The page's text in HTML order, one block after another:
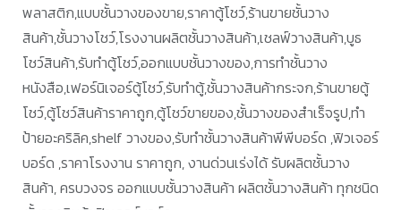
พลาสติก,แบบชั้นวางของขาย,ราคาตู้โชว์,ร้านขายชั้นวาง
สินค้า,ชั้นวางโชว์,โรงงานผลิตชั้นวางสินค้า,เชลฟ์วางสินค้า,บูธ
โชว์สินค้า,รับทำตู้โชว์,ออกแบบชั้นวางของ,การทำชั้นวาง
หนังสือ,เฟอร์นิเจอร์ตู้โชว์,รับทำตู้,ชั้นวางสินค้ากระจก,ร้านขายตู้
โชว์,ตู้โชว์สินค้าราคาถูก,ตู้โชว์ขายของ,ชั้นวางของสำเร็จรูป,ทำ
ป้ายอะคริลิค,shelf วางของ,รับทำชั้นวางสินค้าพีพีบอร์ด ,ฟิวเจอร์
บอร์ด ,ราคาโรงงาน ราคาถูก, งานด่วนเร่งได้ รับผลิตชั้นวาง
สินค้า, ครบวงจร ออกแบบชั้นวางสินค้า ผลิตชั้นวางสินค้า ทุกชนิด